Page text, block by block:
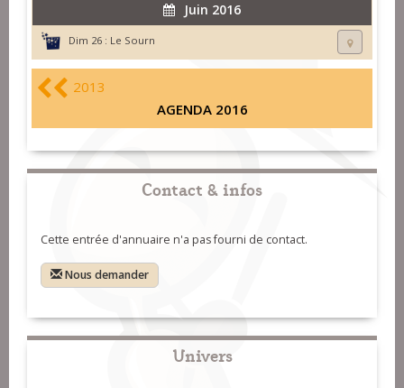
Juin 2016
Dim 26 : Le Sourn
2013
AGENDA 2016
Contact & infos
Cette entrée d'annuaire n'a pas fourni de contact.
Nous demander
Univers